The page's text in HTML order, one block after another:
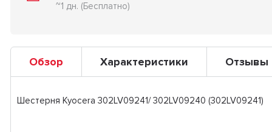
~1 дн. (Бесплатно)
Обзор Характеристики Отзывы
Шестерня Kyocera 302LV09241/ 302LV09240 (302LV09241)